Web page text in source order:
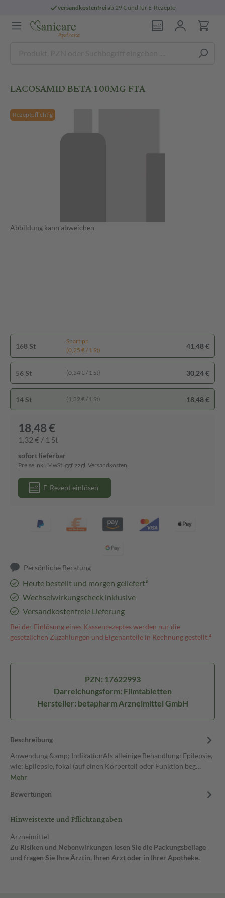
versandkostenfreiab 29 € und für E-Rezepte
LACOSAMID BETA 100MG FTA
Rezeptpflichtig
Abbildung kann abweichen
168 St
Spartipp
(0,25 € / 1 St)
41,48 €
56 St (0,54 € / 1 St) 30,24 €
14 St (1,32 € / 1 St) 18,48 €
18,48 €
1,32 € / 1 St
sofort lieferbar
Preise inkl. MwSt. ggf. zzgl. Versandkosten
E-Rezept einlösen
Persönliche Beratung
Heute bestellt und morgen geliefert³
Wechselwirkungscheck inklusive
Versandkostenfreie Lieferung
Bei der Einlösung eines Kassenrezeptes werden nur die
gesetzlichen Zuzahlungen und Eigenanteile in Rechnung gestellt.⁴
PZN: 17622993
Darreichungsform: Filmtabletten
Hersteller: betapharm Arzneimittel GmbH
Beschreibung
Anwendung &amp; IndikationAls alleinige Behandlung: Epilepsie,
wie: Epilepsie, fokal (auf einen Körperteil oder Funktion beg…
Mehr
Bewertungen
Hinweistexte und Pflichtangaben
Arzneimittel
Zu Risiken und Nebenwirkungen lesen Sie die Packungsbeilage
und fragen Sie Ihre Ärztin, Ihren Arzt oder in Ihrer Apotheke.